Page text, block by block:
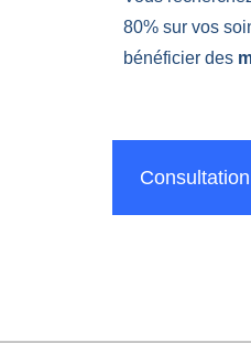
80% sur vos
bénéficier des